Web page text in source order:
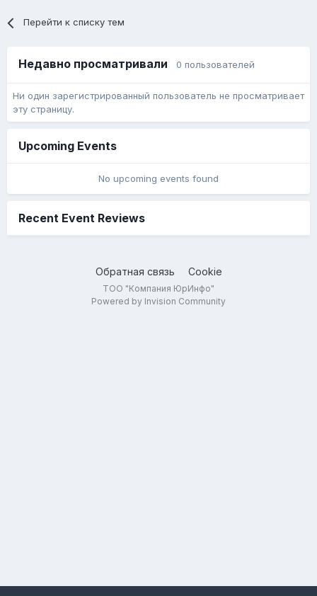
Перейти к списку тем
Недавно просматривали 0 пользователей
Ни один зарегистрированный пользователь не просматривает
эту страницу.
Upcoming Events
No upcoming events found
Recent Event Reviews
Обратная связь Cookie
ТОО "Компания ЮрИнфо"
Powered by Invision Community